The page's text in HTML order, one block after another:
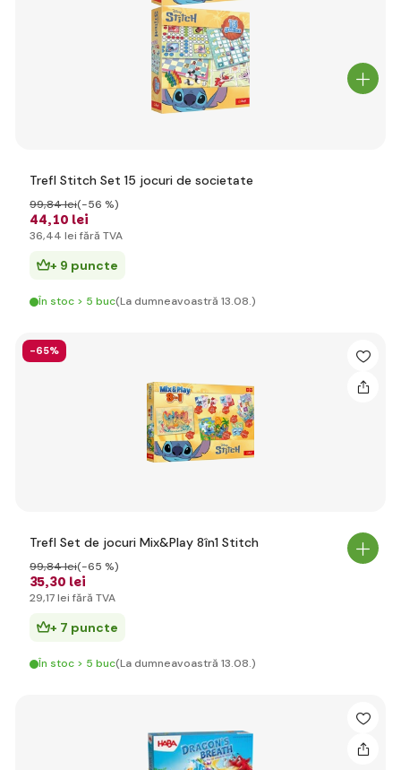
Trefl Stitch Set 15 jocuri de societate
44,10 lei
99,84 lei(-56 %)
36,44 lei fără TVA
+ 9 puncte
În stoc > 5 buc(La dumneavoastră 13.08.)
-65%
Trefl Set de jocuri Mix&Play 8în1 Stitch
35,30 lei
99,84 lei(-65 %)
29,17 lei fără TVA
+ 7 puncte
În stoc > 5 buc(La dumneavoastră 13.08.)